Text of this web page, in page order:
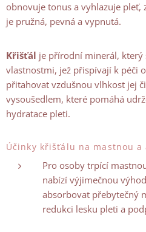
obnovuje tonus a vyhlazuje pleť,
je pružná, pevná a vypnutá.
Křišťál je přírodní minerál, který
vlastnostmi, jež přispívají k péči
přitahovat vzdušnou vlhkost jej
vysoušedlem, které pomáhá
hydratace pleti.
Účinky křišťálu na mastnou
Pro osoby trpící
nabízí výjimečnou
absorbovat přebytečný
redukci lesku pleti a